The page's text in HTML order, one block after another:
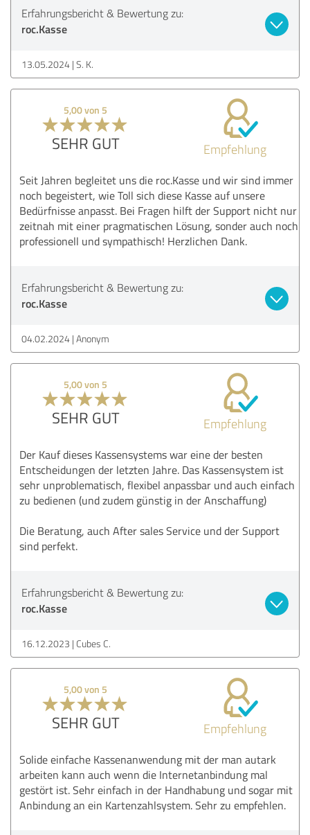
Erfahrungsbericht & Bewertung zu:
roc.Kasse
13.05.2024 S. K.
5,00 von 5
SEHR GUT Empfehlung
Seit Jahren begleitet uns die roc.Kasse und wir sind immer
noch begeistert, wie Toll sich diese Kasse auf unsere
Bedürfnisse anpasst. Bei Fragen hilft der Support nicht nur
zeitnah mit einer pragmatischen Lösung, sonder auch noch
professionell und sympathisch! Herzlichen Dank.
Erfahrungsbericht & Bewertung zu:
roc.Kasse
04.02.2024 Anonym
5,00 von 5
SEHR GUT Empfehlung
Der Kauf dieses Kassensystems war eine der besten
Entscheidungen der letzten Jahre. Das Kassensystem ist
sehr unproblematisch, flexibel anpassbar und auch einfach
zu bedienen (und zudem günstig in der Anschaffung)
Die Beratung, auch After sales Service und der Support
sind perfekt.
Erfahrungsbericht & Bewertung zu:
roc.Kasse
16.12.2023 Cubes C.
5,00 von 5
SEHR GUT Empfehlung
Solide einfache Kassenanwendung mit der man autark
arbeiten kann auch wenn die Internetanbindung mal
gestört ist. Sehr einfach in der Handhabung und sogar mit
Anbindung an ein Kartenzahlsystem. Sehr zu empfehlen.